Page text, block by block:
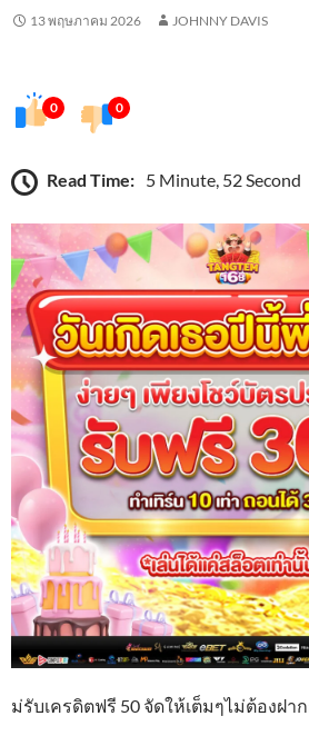
13 พฤษภาคม 2026 JOHNNY DAVIS
0 0
Read Time: 5 Minute, 52 Second
ม่รับเครดิตฟรี 50 จัดให้เต็มๆไม่ต้องฝา